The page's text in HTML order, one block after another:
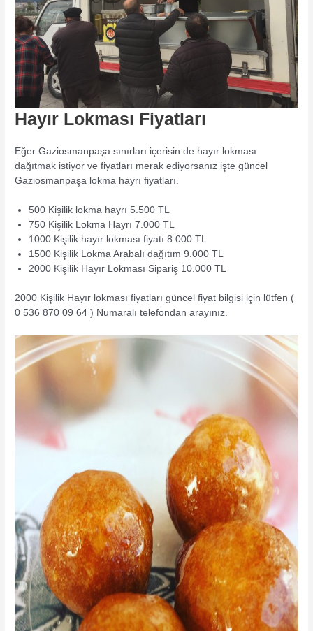
Hayır Lokması Fiyatları
Eğer Gaziosmanpaşa sınırları içerisin de hayır lokması
dağıtmak istiyor ve fiyatları merak ediyorsanız işte güncel
Gaziosmanpaşa lokma hayrı fiyatları.
500 Kişilik lokma hayrı 5.500 TL
750 Kişilik Lokma Hayrı 7.000 TL
1000 Kişilik hayır lokması fiyatı 8.000 TL
1500 Kişilik Lokma Arabalı dağıtım 9.000 TL
2000 Kişilik Hayır Lokması Sipariş 10.000 TL
2000 Kişilik Hayır lokması fiyatları güncel fiyat bilgisi için lütfen (
0 536 870 09 64 ) Numaralı telefondan arayınız.